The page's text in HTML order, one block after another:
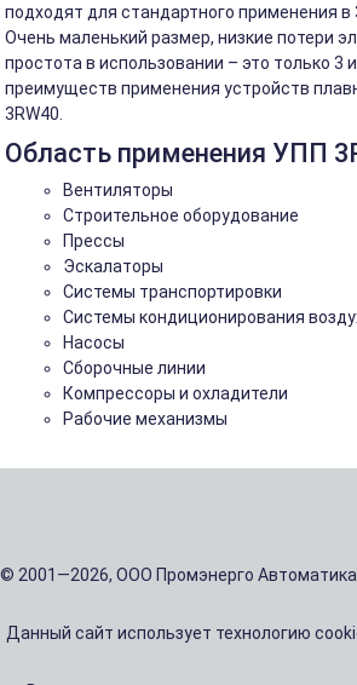
подходят для стандартного применения в
Очень маленький размер, низкие потери
простота в использовании – это только 3
преимуществ применения устройств
3RW40.
Область применения УПП
Вентиляторы
Строительное оборудование
Прессы
Эскалаторы
Системы транспортировки
Системы кондиционирования
Насосы
Сборочные линии
Компрессоры и охладители
Рабочие механизмы
© 2001—2026, ООО Промэнерго
Данный сайт использует технологию